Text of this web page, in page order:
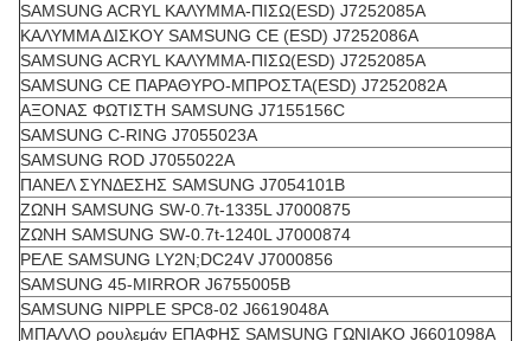
SAMSUNG ACRYL ΚΑΛΥΜΜΑ-ΠΙΣΩ(ESD) J7252085A
ΚΑΛΥΜΜΑ ΔΙΣΚΟΥ SAMSUNG CE (ESD) J7252086A
SAMSUNG ACRYL ΚΑΛΥΜΜΑ-ΠΙΣΩ(ESD) J7252085A
SAMSUNG CE ΠΑΡΑΘΥΡΟ-ΜΠΡΟΣΤΑ(ESD) J7252082A
ΑΞΟΝΑΣ ΦΩΤΙΣΤΗ SAMSUNG J7155156C
SAMSUNG C-RING J7055023A
SAMSUNG ROD J7055022A
ΠΑΝΕΛ ΣΥΝΔΕΣΗΣ SAMSUNG J7054101B
ΖΩΝΗ SAMSUNG SW-0.7t-1335L J7000875
ΖΩΝΗ SAMSUNG SW-0.7t-1240L J7000874
ΡΕΛΕ SAMSUNG LY2N;DC24V J7000856
SAMSUNG 45-MIRROR J6755005B
SAMSUNG NIPPLE SPC8-02 J6619048A
ΜΠΑΛΛΟ ρουλεμάν ΕΠΑΦΗΣ SAMSUNG ΓΩΝΙΑΚΟ J6601098A